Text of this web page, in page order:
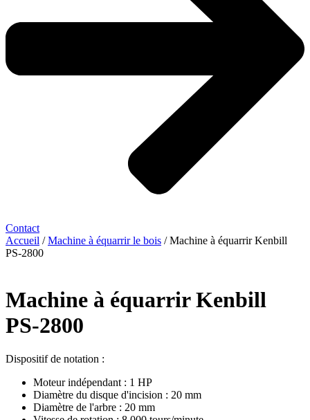
Contact
Accueil /Machine à équarrir le bois / Machine à équarrir Kenbill
PS-2800
Machine à équarrir Kenbill
PS-2800
Dispositif de notation :
Moteur indépendant : 1 HP
Diamètre du disque d'incision : 20 mm
Diamètre de l'arbre : 20 mm